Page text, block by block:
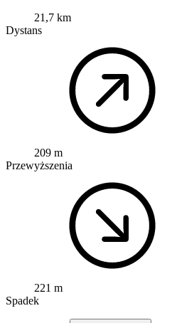
21,7 km
Dystans
209 m
Przewyższenia
221 m
Spadek